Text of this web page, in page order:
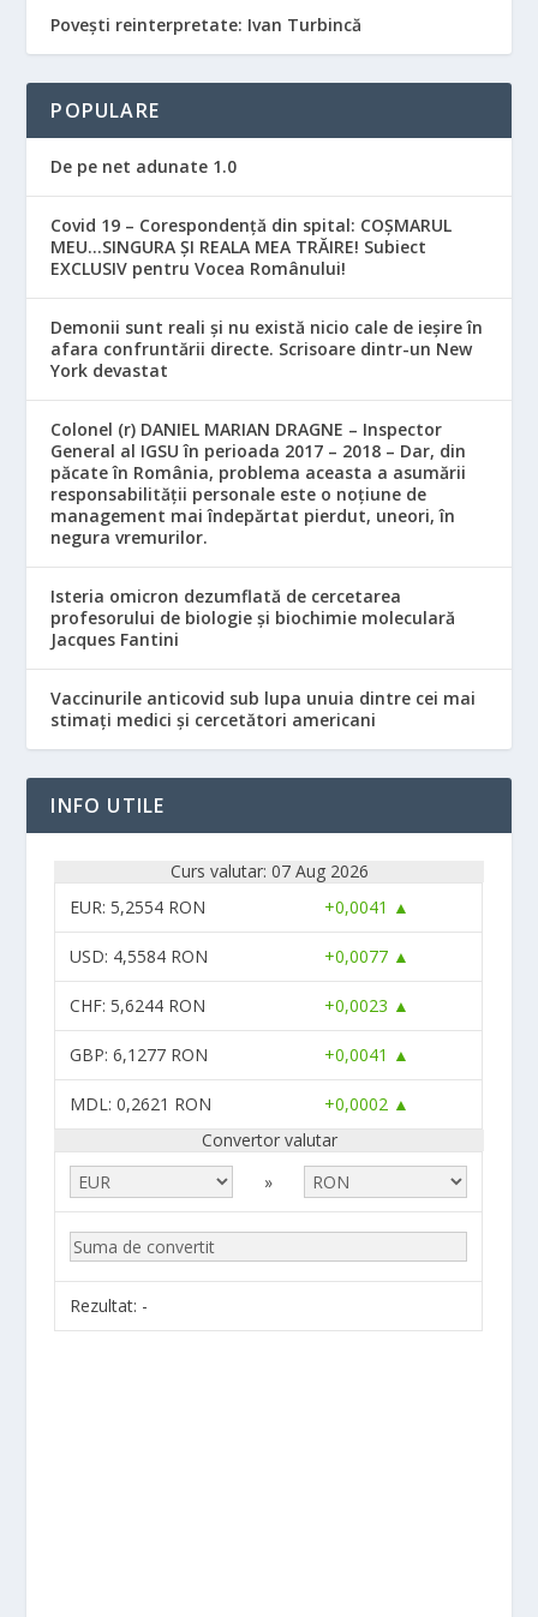
Povești reinterpretate: Ivan Turbincă
POPULARE
De pe net adunate 1.0
Covid 19 – Corespondență din spital: COȘMARUL
MEU…SINGURA ȘI REALA MEA TRĂIRE! Subiect
EXCLUSIV pentru Vocea Românului!
Demonii sunt reali și nu există nicio cale de ieșire în
afara confruntării directe. Scrisoare dintr-un New
York devastat
Colonel (r) DANIEL MARIAN DRAGNE – Inspector
General al IGSU în perioada 2017 – 2018 – Dar, din
păcate în România, problema aceasta a asumării
responsabilităţii personale este o noţiune de
management mai îndepărtat pierdut, uneori, în
negura vremurilor.
Isteria omicron dezumflată de cercetarea
profesorului de biologie și biochimie moleculară
Jacques Fantini
Vaccinurile anticovid sub lupa unuia dintre cei mai
stimați medici și cercetători americani
INFO UTILE
Curs valutar: 07 Aug 2026
EUR: 5,2554 RON +0,0041 ▲
USD: 4,5584 RON +0,0077 ▲
CHF: 5,6244 RON +0,0023 ▲
GBP: 6,1277 RON +0,0041 ▲
MDL: 0,2621 RON
+0,0002 ▲
Convertor valutar
»
Rezultat: -